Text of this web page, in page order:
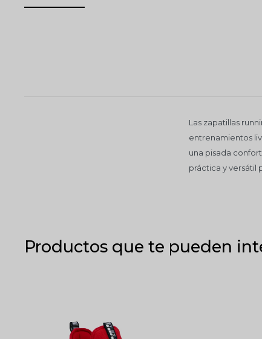
Las zapatillas
entrenamientos
una pisada
práctica y versátil
Productos que te pueden